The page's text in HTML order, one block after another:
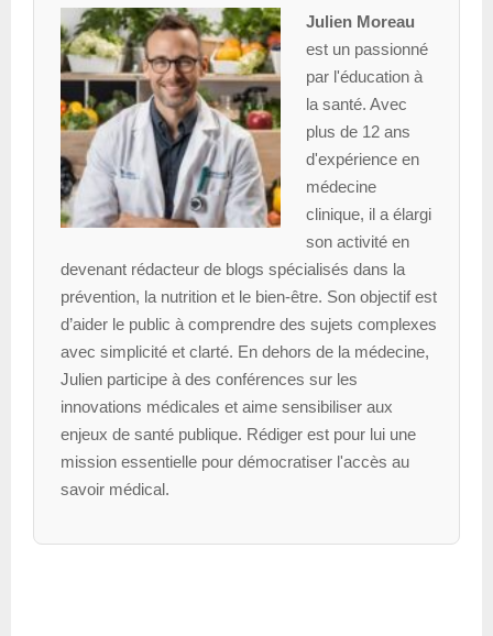
Julien Moreau
est un passionné
par l'éducation à
la santé. Avec
plus de 12 ans
d'expérience en
médecine
clinique, il a élargi
son activité en
devenant rédacteur de blogs spécialisés dans la
prévention, la nutrition et le bien-être. Son objectif est
d’aider le public à comprendre des sujets complexes
avec simplicité et clarté. En dehors de la médecine,
Julien participe à des conférences sur les
innovations médicales et aime sensibiliser aux
enjeux de santé publique. Rédiger est pour lui une
mission essentielle pour démocratiser l'accès au
savoir médical.